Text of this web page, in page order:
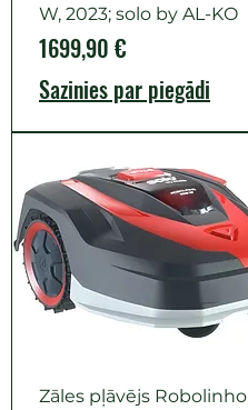
W, 2023; solo by AL-KO
Cena
1699,90 €
Sazinies par piegādi
Zāles pļāvējs Robolinho